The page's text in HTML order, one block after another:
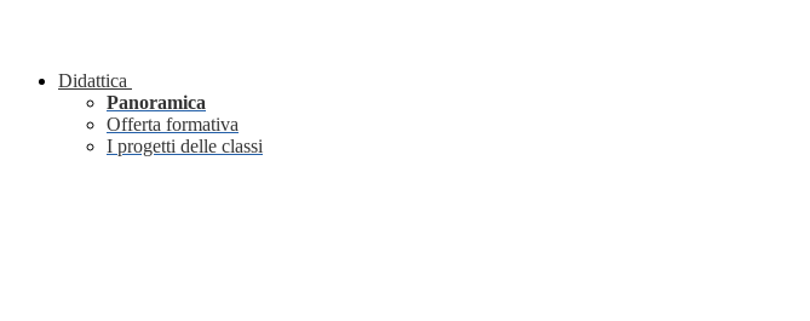
Didattica
Panoramica
Offerta formativa
I progetti delle classi